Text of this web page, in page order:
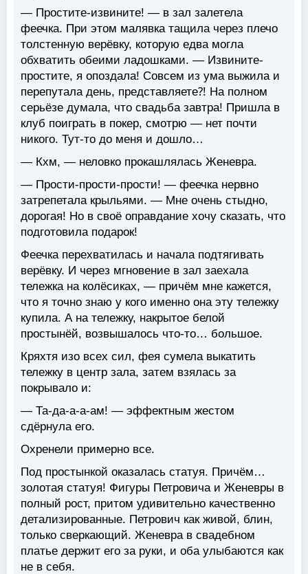
— Простите-извините! — в зал залетела
феечка. При этом малявка тащила через плечо
толстенную верёвку, которую едва могла
обхватить обеими ладошками. — Извините-
простите, я опоздала! Совсем из ума выжила и
перепутала день, представляете⁈ На полном
серьёзе думала, что свадьба завтра! Пришла в
клуб поиграть в покер, смотрю — нет почти
никого. Тут-то до меня и дошло…
— Кхм, — неловко прокашлялась Женевра.
— Прости-прости-прости! — феечка нервно
затрепетала крыльями. — Мне очень стыдно,
дорогая! Но в своё оправдание хочу сказать, что
подготовила подарок!
Феечка перехватилась и начала подтягивать
верёвку. И через мгновение в зал заехала
тележка на колёсиках, — причём мне кажется,
что я точно знаю у кого именно она эту тележку
купила. А на тележку, накрытое белой
простынёй, возвышалось что-то… большое.
Кряхтя изо всех сил, фея сумела выкатить
тележку в центр зала, затем взялась за
покрывало и:
— Та-да-а-а-ам! — эффектным жестом
сдёрнула его.
Охренели примерно все.
Под простынкой оказалась статуя. Причём…
золотая статуя! Фигуры Петровича и Женевры в
полный рост, притом удивительно качественно
детализированные. Петрович как живой, блин,
только сверкающий. Женевра в свадебном
платье держит его за руки, и оба улыбаются как
не в себя.